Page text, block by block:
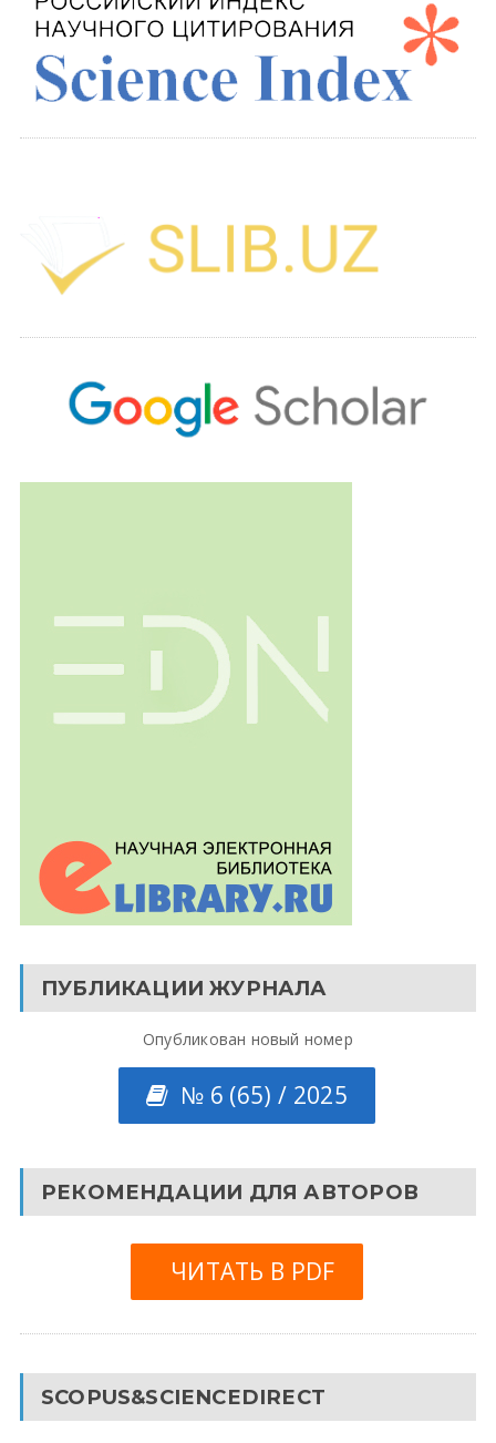
ПУБЛИКАЦИИ ЖУРНАЛА
Опубликован новый номер
№ 6 (65) / 2025
РЕКОМЕНДАЦИИ ДЛЯ АВТОРОВ
ЧИТАТЬ В PDF
SCOPUS&SCIENCEDIRECT